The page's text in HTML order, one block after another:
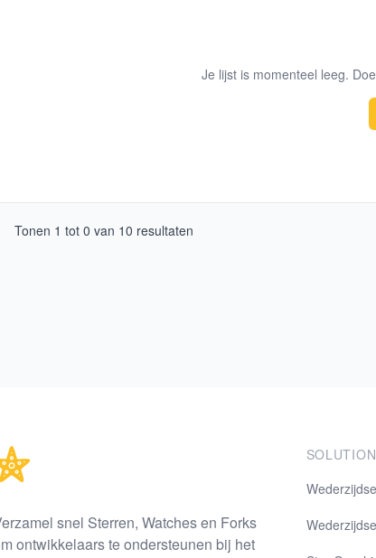
Je lijst is momenteel leeg.
Tonen 1 tot 0 van 10 resultaten
snel Sterren, Watches en Forks
ontwikkelaars te ondersteunen bij het